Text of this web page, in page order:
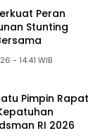
Peran
Stunting
- 14:41 WIB
Pimpin Rapat
RI 2026